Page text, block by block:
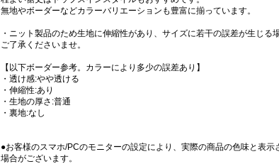
無地やボーダーなどカラーバリエーションも豊富に揃っています。
・ニット製品のため生地に伸縮性があり、サイズに若干の誤差が生じる
ご了承くださいませ。
【以下ボーダー参考。カラーにより多少の誤差あり】
・透け感:やや透ける
・伸縮性:あり
・生地の厚さ:普通
・裏地:なし
●お客様のスマホ/PCのモニターの設定により、実際の商品の色味と表示
場合がございます。